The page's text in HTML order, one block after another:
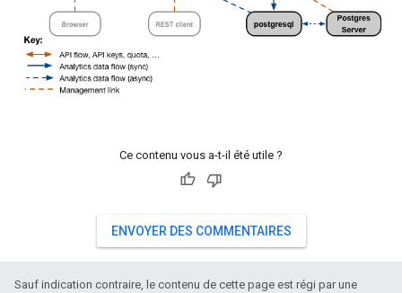
Ce contenu vous a-t-il été utile ?
ENVOYER DES COMMENTAIRES
Sauf indication contraire, le contenu de cette page est régi par une